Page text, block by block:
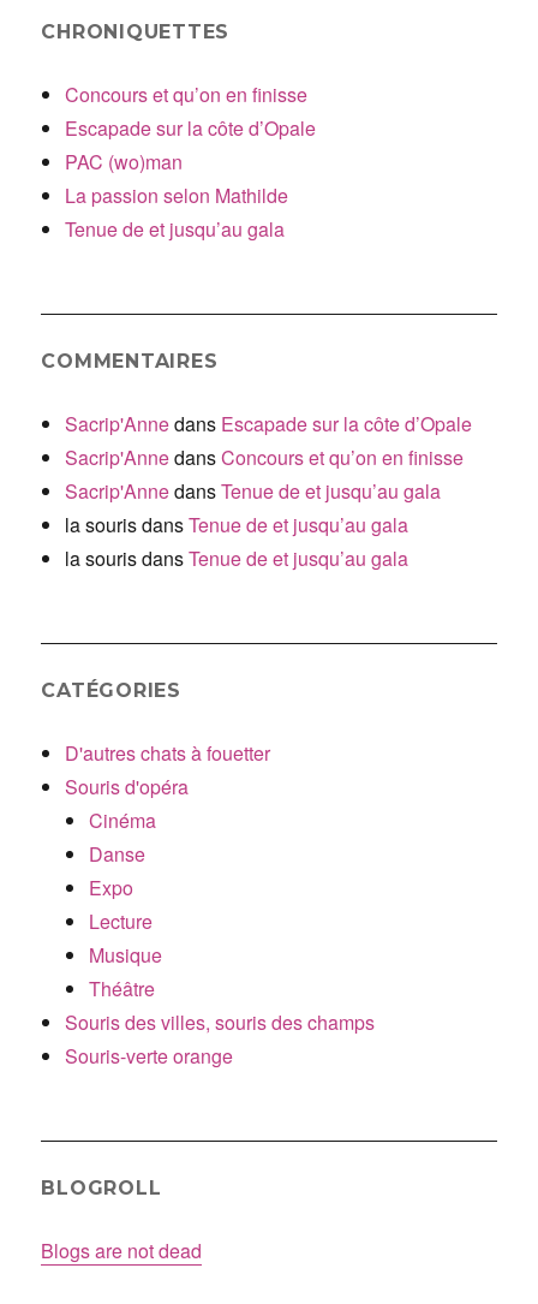
CHRONIQUETTES
Concours et qu’on en finisse
Escapade sur la côte d’Opale
PAC (wo)man
La passion selon Mathilde
Tenue de et jusqu’au gala
COMMENTAIRES
Sacrip'Annedans Escapade sur la côte d’Opale
Sacrip'AnnedansConcours et qu’on en finisse
Sacrip'AnnedansTenue de et jusqu’au gala
la sourisdansTenue de et jusqu’au gala
la sourisdansTenue de et jusqu’au gala
CATÉGORIES
D'autres chats à fouetter
Souris d'opéra
Cinéma
Danse
Expo
Lecture
Musique
Théâtre
Souris des villes, souris des champs
Souris-verte orange
BLOGROLL
Blogs are not dead